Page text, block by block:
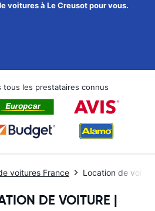
voitures à Le Creusot pour vous.
tous les prestataires connus
voitures France Location de
DE VOITURE |